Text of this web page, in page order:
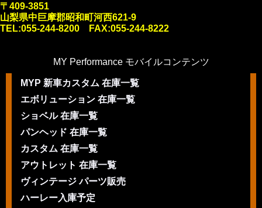
〒409-3851
山梨県中巨摩郡昭和町河西621-9
TEL:055-244-8200 FAX:055-244-8222
MY Performance モバイルコンテンツ
MYP 新車カスタム 在庫一覧
エボリューション 在庫一覧
ショベル 在庫一覧
パンヘッド 在庫一覧
カスタム 在庫一覧
アウトレット 在庫一覧
ヴィンテージ パーツ販売
ハーレー入庫予定